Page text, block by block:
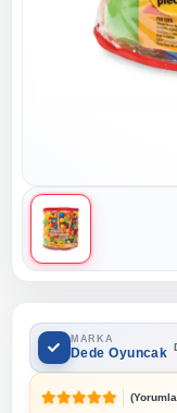
MARKA
Dede Oyuncak